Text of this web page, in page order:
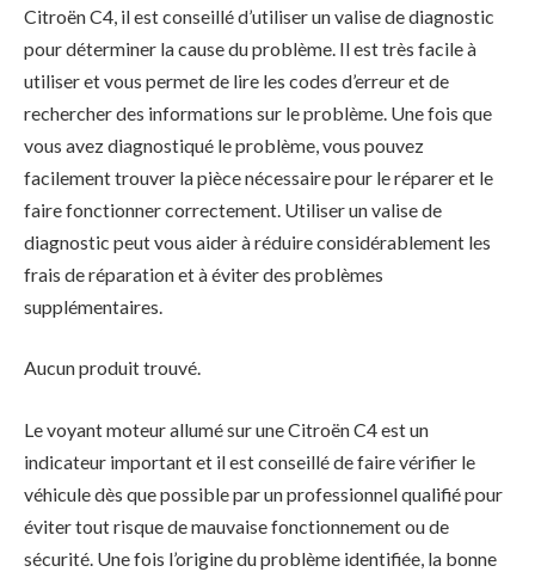
Citroën C4, il est conseillé d’utiliser un valise de diagnostic
pour déterminer la cause du problème. Il est très facile à
utiliser et vous permet de lire les codes d’erreur et de
rechercher des informations sur le problème. Une fois que
vous avez diagnostiqué le problème, vous pouvez
facilement trouver la pièce nécessaire pour le réparer et le
faire fonctionner correctement. Utiliser un valise de
diagnostic peut vous aider à réduire considérablement les
frais de réparation et à éviter des problèmes
supplémentaires.
Aucun produit trouvé.
Le voyant moteur allumé sur une Citroën C4 est un
indicateur important et il est conseillé de faire vérifier le
véhicule dès que possible par un professionnel qualifié pour
éviter tout risque de mauvaise fonctionnement ou de
sécurité. Une fois l’origine du problème identifiée, la bonne